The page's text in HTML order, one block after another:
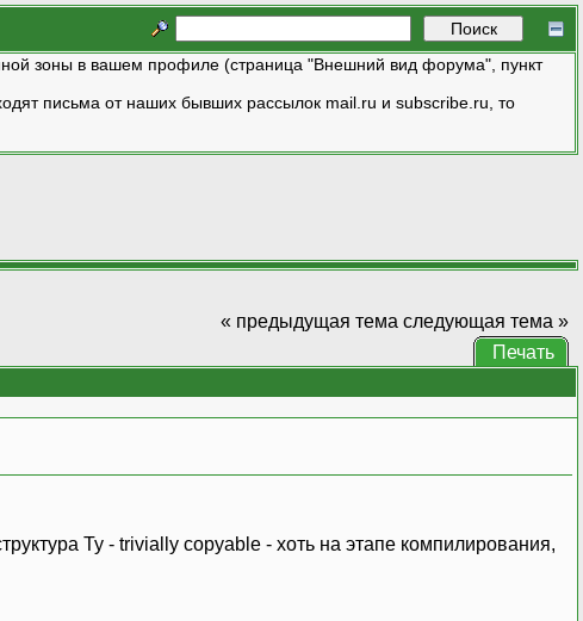
зоны в вашем профиле (страница "Внешний вид форума", пункт
письма от наших бывших рассылок mail.ru и subscribe.ru, то
« предыдущая тема следующая тема »
Печать
Ty - trivially copyable - хоть на этапе компилирования,